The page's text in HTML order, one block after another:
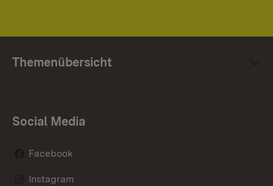
Themenübersicht
Social Media
Facebook
Instagram